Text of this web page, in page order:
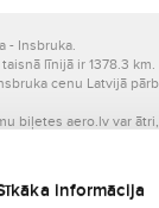
informācija
- Insbruka.
līnijā ir 1378.3 km.
cenu Latvijā
biļetes aero.lv var
dažādos
Ryanair vai
airBaltic vai Lufthansa.